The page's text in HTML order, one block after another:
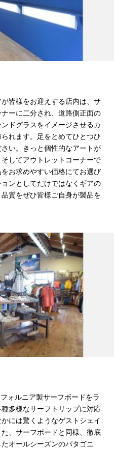
皆様をお迎えする店内は、サ
ーに二分され、道路側正面の
ドグラスをイメージさせるカ
れます。足をとめてひとつひ
い。きっと個性的なアートが
してアウトレットコーナーで
お求めやすい価格にてお選び
ンとしてだけではなくギアの
質をぜひ皆様ご自身が製品を
ォルニア製サーフボードをラ
多様なサーフトリップに対応
には驚くようなゲストシェイ
、サーフボードと同様、徹底
オールシーズンのパタゴニ